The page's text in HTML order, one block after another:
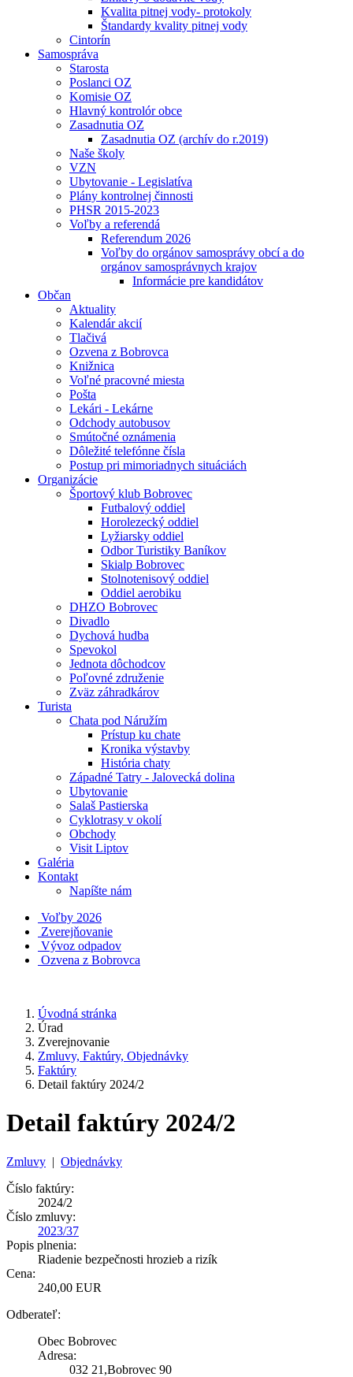
Kvalita pitnej vody- protokoly
Štandardy kvality pitnej vody
Cintorín
Samospráva
Starosta
Poslanci OZ
Komisie OZ
Hlavný kontrolór obce
Zasadnutia OZ
Zasadnutia OZ (archív do r.2019)
Naše školy
VZN
Ubytovanie - Legislatíva
Plány kontrolnej činnosti
PHSR 2015-2023
Voľby a referendá
Referendum 2026
Voľby do orgánov samosprávy obcí a do
orgánov samosprávnych krajov
Informácie pre kandidátov
Občan
Aktuality
Kalendár akcií
Tlačivá
Ozvena z Bobrovca
Knižnica
Voľné pracovné miesta
Pošta
Lekári - Lekárne
Odchody autobusov
Smútočné oznámenia
Dôležité telefónne čísla
Postup pri mimoriadnych situáciách
Organizácie
Športový klub Bobrovec
Futbalový oddiel
Horolezecký oddiel
Lyžiarsky oddiel
Odbor Turistiky Baníkov
Skialp Bobrovec
Stolnotenisový oddiel
Oddiel aerobiku
DHZO Bobrovec
Divadlo
Dychová hudba
Spevokol
Jednota dôchodcov
Poľovné združenie
Zväz záhradkárov
Turista
Chata pod Náružím
Prístup ku chate
Kronika výstavby
História chaty
Západné Tatry - Jalovecká dolina
Ubytovanie
Salaš Pastierska
Cyklotrasy v okolí
Obchody
Visit Liptov
Galéria
Kontakt
Napíšte nám
Voľby 2026
Zverejňovanie
Vývoz odpadov
Ozvena z Bobrovca
Úvodná stránka
Úrad
Zverejnovanie
Zmluvy, Faktúry, Objednávky
Faktúry
Detail faktúry 2024/2
Detail faktúry 2024/2
Zmluvy | Objednávky
Číslo faktúry:
2024/2
Číslo zmluvy:
2023/37
Popis plnenia:
Riadenie bezpečnosti hrozieb a rizík
Cena:
240,00 EUR
Odberateľ:
Obec Bobrovec
Adresa:
032 21,Bobrovec 90